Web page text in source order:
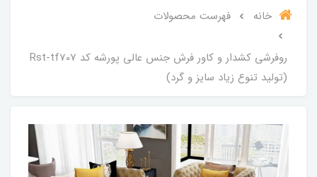
خانه فهرست محصولات
روفرشی کشدار و کاور فرش جنس عالی پورشه کد Rst-tf707
(تولید تنوع زیاد سایز و گرد)